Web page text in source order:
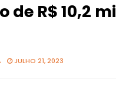
de R$ 10,2
JULHO 21, 2023